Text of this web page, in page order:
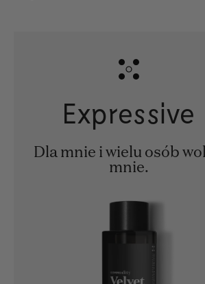
Expressive
Dla mnie i wielu osób
mnie.